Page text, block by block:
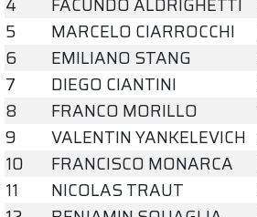
4
FACUNDO ALDRIGHETTI
5
MARCELO CIARROCCHI
6
EMILIANO STANG
7
DIEGO CIANTINI
8
FRANCO MORILLO
9
VALENTIN YANKELEVICH
10
FRANCISCO MONARCA
11
NICOLAS TRAUT